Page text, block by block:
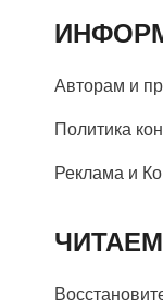
Авторам и
Политика
Реклама и